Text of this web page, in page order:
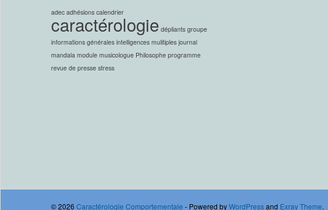
adec adhésions calendrier
caractérologie dépliants groupe
informations générales intelligences mulitiples journal
mandala module musicologue Philosophe programme
revue de presse stress
© 2026 Caractérologie Comportementale - Powered byWordPressand Exray Theme.